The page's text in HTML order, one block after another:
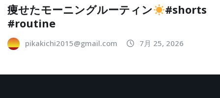
痩せたモーニングルーティン
#shorts
#routine
pikakichi2015@gmail.com 7月 25, 2026